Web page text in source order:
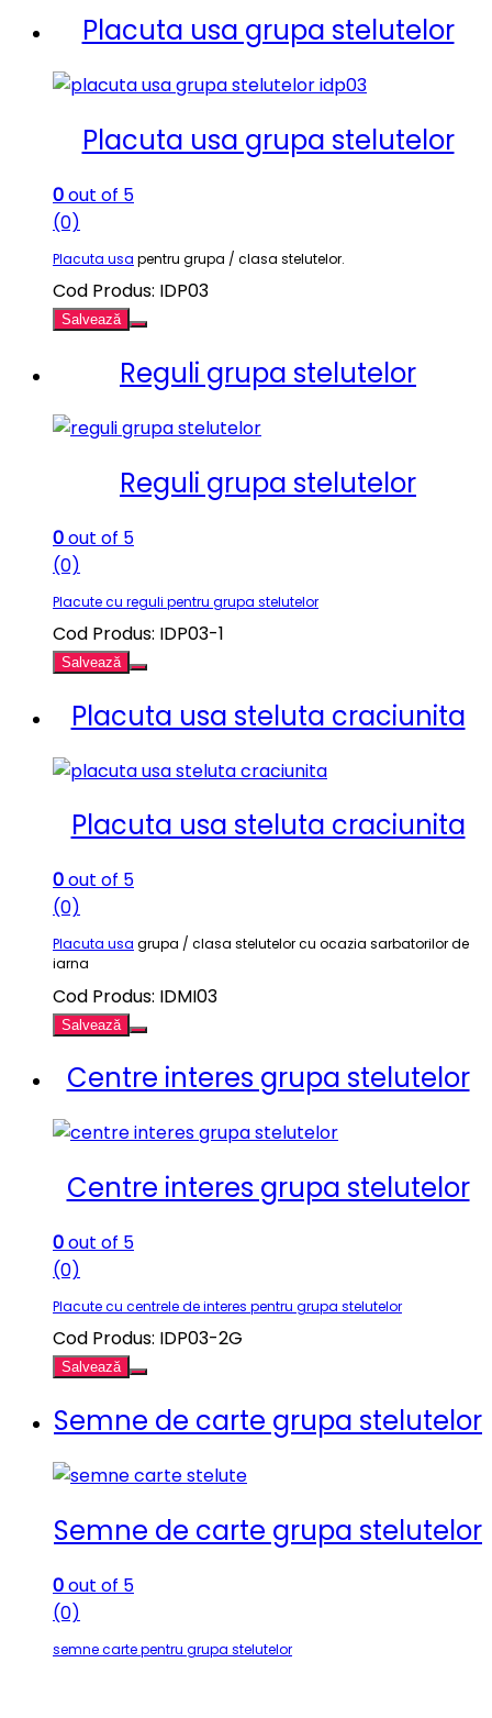
Placuta usa grupa stelutelor
Placuta usa grupa stelutelor
0out of 5
(0)
Placuta usa pentru grupa / clasa stelutelor.
Cod Produs: IDP03
Salvează
Reguli grupa stelutelor
Reguli grupa stelutelor
0out of 5
(0)
Placute cu reguli pentru grupa stelutelor
Cod Produs: IDP03-1
Salvează
Placuta usa steluta craciunita
Placuta usa steluta craciunita
0out of 5
(0)
Placuta usa grupa / clasa stelutelor cu ocazia sarbatorilor de
iarna
Cod Produs: IDMI03
Salvează
Centre interes grupa stelutelor
Centre interes grupa stelutelor
0out of 5
(0)
Placute cu centrele de interes pentru grupa stelutelor
Cod Produs: IDP03-2G
Salvează
Semne de carte grupa stelutelor
Semne de carte grupa stelutelor
0out of 5
(0)
semne carte pentru grupa stelutelor